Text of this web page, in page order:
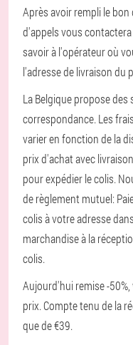
Après avoir rempli le
d'appels vous
savoir à l'opérateur où
l'adresse de livraison du
La Belgique propose des
correspondance. Les
varier en fonction de la
prix d'achat avec
pour expédier le colis.
de règlement mutuel:
colis à votre adresse
marchandise à la
colis.
Aujourd'hui remise -
prix. Compte tenu de la
que de €39.